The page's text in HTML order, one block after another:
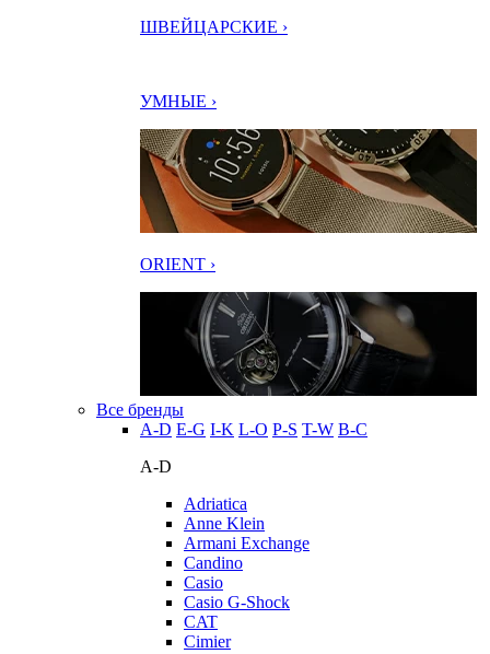
ШВЕЙЦАРСКИЕ ›
УМНЫЕ ›
ORIENT ›
Все бренды
A-D E-G I-K L-O P-S T-W В-С
A-D
Adriatica
Anne Klein
Armani Exchange
Candino
Casio
Casio G-Shock
CAT
Cimier